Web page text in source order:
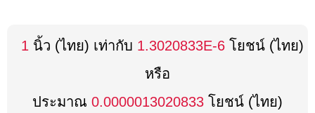
1 นิ้ว (ไทย) เท่ากับ 1.3020833E-6 โยชน์ (ไทย)
หรือ
ประมาณ 0.0000013020833 โยชน์ (ไทย)